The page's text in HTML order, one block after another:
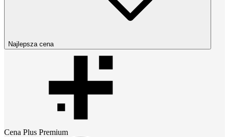
Najlepsza cena
Cena Plus Premium